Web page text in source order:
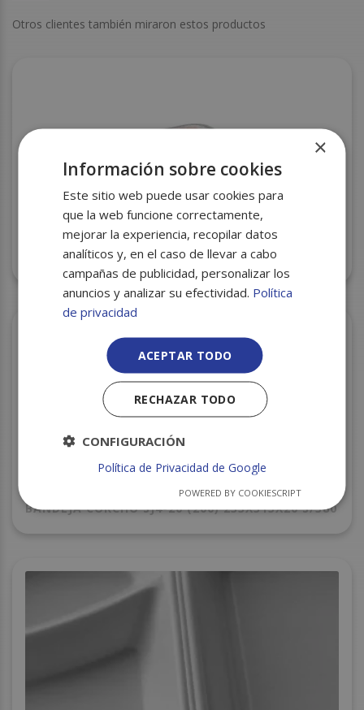
Otros clientes también miraron estos productos
ESTUCHE LONCHEADO Nº 2 H17,5 C/375
BANDEJA CORCHO SJ4-20 (200) 233X315X20 S/380
×
Información sobre cookies
Este sitio web puede usar cookies para
que la web funcione correctamente,
mejorar la experiencia, recopilar datos
analíticos y, en el caso de llevar a cabo
campañas de publicidad, personalizar los
anuncios y analizar su efectividad. Política
de privacidad
ACEPTAR TODO
RECHAZAR TODO
CONFIGURACIÓN
Política de Privacidad de Google
POWERED BY COOKIESCRIPT